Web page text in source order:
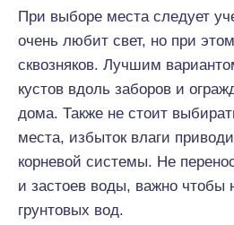
При выборе места следует
очень любит свет, но при
сквозняков. Лучшим
кустов вдоль заборов и
дома. Также не стоит
места, избыток влаги
корневой системы. Не
и застоев воды, важно чтобы
грунтовых вод.